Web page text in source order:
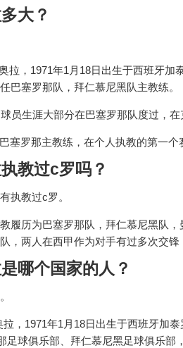
大？
拉，1971年1月18日出生于西班牙
巴塞罗那队，拜仁慕尼黑队主教练。
员生涯大部分在巴塞罗那队度过，在
塞罗那主教练，在个人执教的第一个
教过c罗吗？
执教过c罗。
履历为巴塞罗那队，拜仁慕尼黑队
，两人在西甲作为对手有过多次交锋
哪个国家的人？
拉，1971年1月18日出生于西班牙加
足球俱乐部、拜仁慕尼黑足球俱乐部